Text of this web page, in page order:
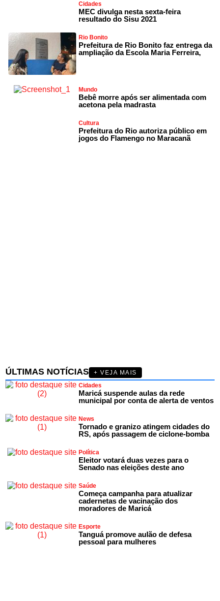
Cidades
MEC divulga nesta sexta-feira
resultado do Sisu 2021
Rio Bonito
Prefeitura de Rio Bonito faz entrega da
ampliação da Escola Maria Ferreira,
Mundo
Bebê morre após ser alimentada com
acetona pela madrasta
Cultura
Prefeitura do Rio autoriza público em
jogos do Flamengo no Maracanã
ÚLTIMAS NOTÍCIAS
+ VEJA MAIS
Cidades
Maricá suspende aulas da rede
municipal por conta de alerta de ventos
News
Tornado e granizo atingem cidades do
RS, após passagem de ciclone-bomba
Política
Eleitor votará duas vezes para o
Senado nas eleições deste ano
Saúde
Começa campanha para atualizar
cadernetas de vacinação dos
moradores de Maricá
Esporte
Tanguá promove aulão de defesa
pessoal para mulheres